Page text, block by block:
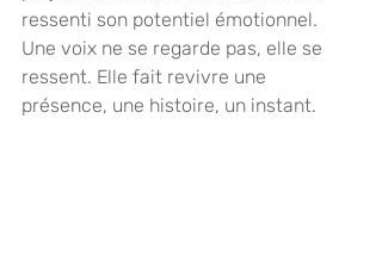
ressenti son potentiel émotionnel.
Une voix ne se regarde pas, elle se
ressent. Elle fait revivre une
présence, une histoire, un instant.